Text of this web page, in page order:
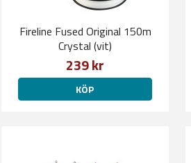
Fireline Fused Original 150m
Crystal (vit)
239 kr
KÖP